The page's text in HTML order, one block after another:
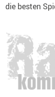
die besten